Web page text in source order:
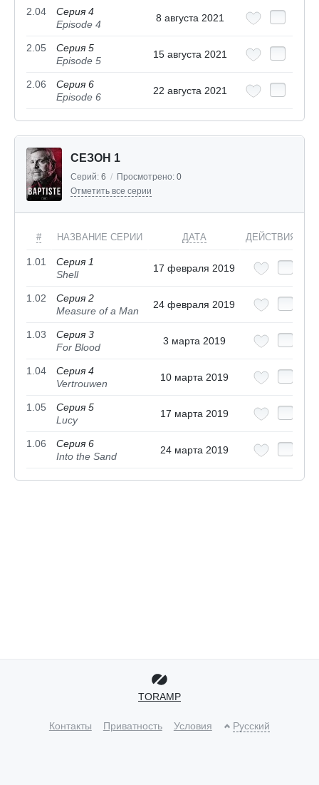
2.04
Серия 4
Episode 4
8 августа 2021
2.05
Серия 5
Episode 5
15 августа 2021
2.06
Серия 6
Episode 6
22 августа 2021
СЕЗОН 1
Серий: 6 / Просмотрено: 0
Отметить все серии
# НАЗВАНИЕ СЕРИИ ДАТА ДЕЙСТВИЯ
1.01
Серия 1
Shell
17 февраля 2019
1.02
Серия 2
Measure of a Man
24 февраля 2019
1.03
Серия 3
For Blood
3 марта 2019
1.04
Серия 4
Vertrouwen
10 марта 2019
1.05
Серия 5
Lucy
17 марта 2019
1.06
Серия 6
Into the Sand
24 марта 2019
TORAMP
Контакты Приватность Условия Русский